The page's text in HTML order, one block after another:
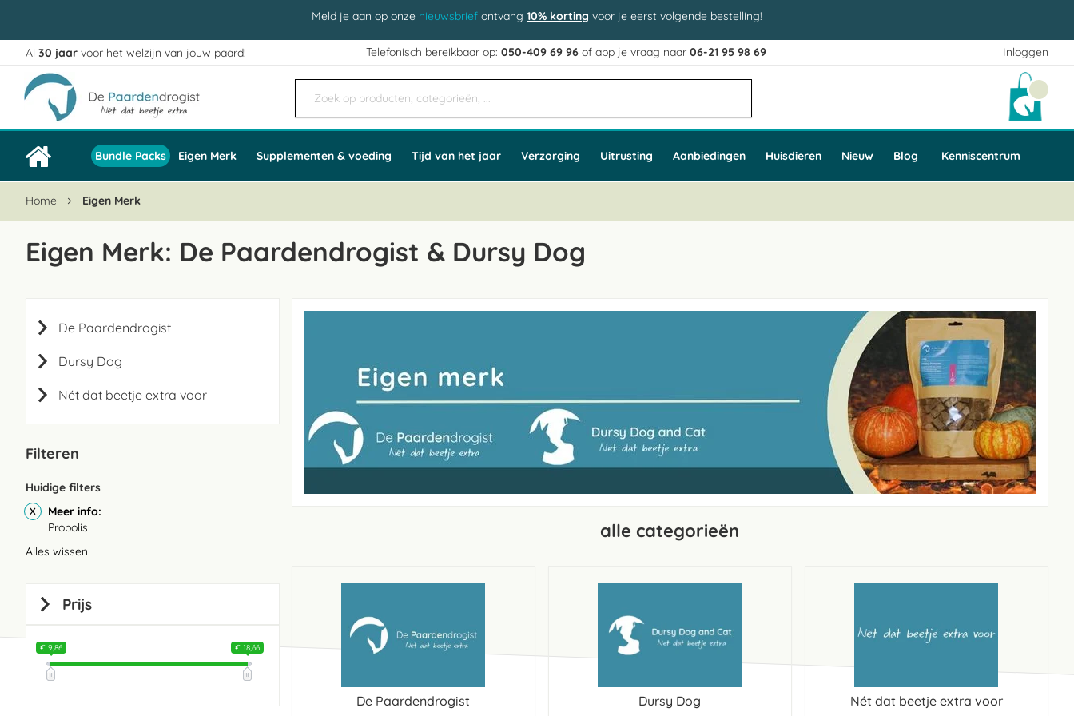
Meld je aan op onze nieuwsbrief ontvang 10% korting voor je eerst volgende bestelling!
Inloggen
Ga
naar
de
inhoud
Al 30 jaar voor het welzijn van jouw paard! Telefonisch bereikbaar op:050-409 69 96 of app je vraag naar06-21 95 98 69
Bundle Packs Eigen Merk Supplementen & voeding Tijd van het jaar Verzorging Uitrusting Aanbiedingen Huisdieren Nieuw Blog Kenniscentrum
Home Eigen Merk
Eigen Merk: De Paardendrogist & Dursy Dog
alle categorieën
De Paardendrogist Dursy Dog Nét dat beetje extra voor
De Paardendrogist
Dursy Dog
Nét dat beetje extra voor
Filteren
Huidige filters
Meer info
Propolis
Alles wissen
Prijs
€ 9,86 € 18,66